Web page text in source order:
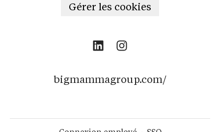
Gérer les cookies
bigmammagroup.com/